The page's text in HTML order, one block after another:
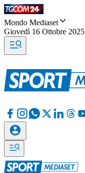
Mondo Mediaset
Giovedì 16 Ottobre 2025